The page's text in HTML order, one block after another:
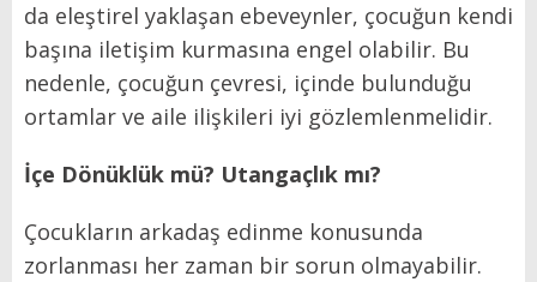
da eleştirel yaklaşan ebeveynler, çocuğun kendi
başına iletişim kurmasına engel olabilir. Bu
nedenle, çocuğun çevresi, içinde bulunduğu
ortamlar ve aile ilişkileri iyi gözlemlenmelidir.
İçe Dönüklük mü? Utangaçlık mı?
Çocukların arkadaş edinme konusunda
zorlanması her zaman bir sorun olmayabilir.